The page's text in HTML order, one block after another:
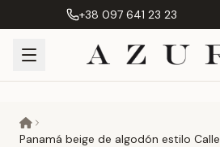
+38 097 641 23 23
Panamá beige de algodón estilo